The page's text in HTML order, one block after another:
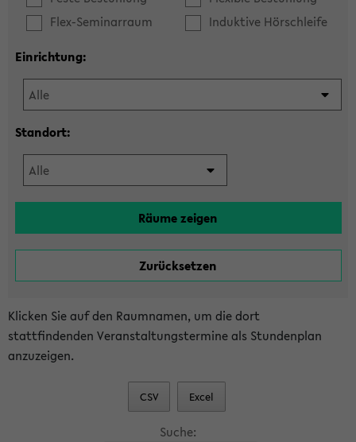
Flex-Seminarraum
Induktive Hörschleife
Einrichtung:
Standort:
Klicken Sie auf den Raumnamen, um die dort
stattfindenden Veranstaltungstermine als Stundenplan
anzuzeigen.
CSV Excel
Suche: